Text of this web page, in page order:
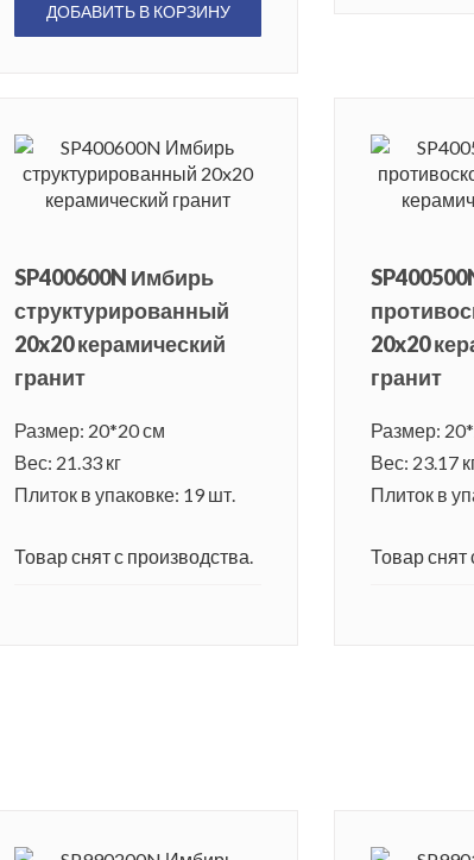
ДОБАВИТЬ В КОРЗИНУ
SP400600N Имбирь
структурированный
20x20 керамический
гранит
Размер: 20*20 см
Вес: 21.33 кг
Плиток в упаковке: 19 шт.
Товар снят с производства.
20x20
гранит
Размер:
Вес: 23.17
Плиток в
Товар снят